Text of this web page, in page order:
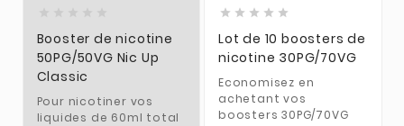
Booster de nicotine
50PG/50VG Nic Up
Classic
Pour nicotiner vos
liquides de 60ml total
    
Lot de 10 boosters de
nicotine 30PG/70VG
Economisez en
achetant vos
boosters 30PG/70VG